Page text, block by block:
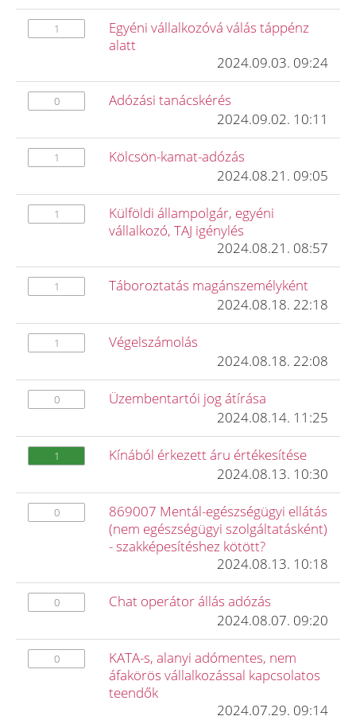
1
Egyéni vállalkozóvá válás táppénz
alatt
2024.09.03. 09:24
0
Adózási tanácskérés
2024.09.02. 10:11
1
Kölcsön-kamat-adózás
2024.08.21. 09:05
1
Külföldi állampolgár, egyéni
vállalkozó, TAJ igénylés
2024.08.21. 08:57
1
Táboroztatás magánszemélyként
2024.08.18. 22:18
1
Végelszámolás
2024.08.18. 22:08
0
Üzembentartói jog átírása
2024.08.14. 11:25
1
Kínából érkezett áru értékesítése
2024.08.13. 10:30
0
869007 Mentál-egészségügyi ellátás
(nem egészségügyi szolgáltatásként)
- szakképesítéshez kötött?
2024.08.13. 10:18
0
Chat operátor állás adózás
2024.08.07. 09:20
0
KATA-s, alanyi adómentes, nem
áfakörös vállalkozással kapcsolatos
teendők
2024.07.29. 09:14